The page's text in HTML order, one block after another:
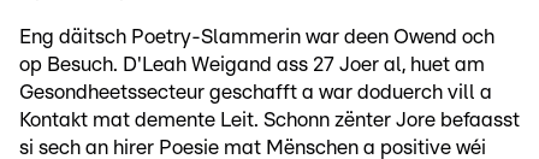
Eng däitsch Poetry-Slammerin war deen Owend och
op Besuch. D'Leah Weigand ass 27 Joer al, huet am
Gesondheetssecteur geschafft a war doduerch vill a
Kontakt mat demente Leit. Schonn zënter Jore befaasst
si sech an hirer Poesie mat Mënschen a positive wéi